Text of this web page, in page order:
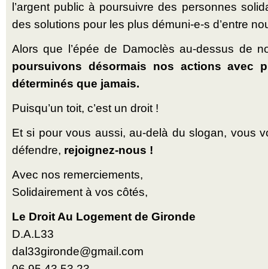
l’argent public à poursuivre des personnes
des solutions pour les plus démuni-e-s d’entre
Alors que l’épée de Damoclès au-dessus de
poursuivons désormais nos actions avec
déterminés que jamais.
Puisqu’un toit, c’est un droit !
Et si pour vous aussi, au-delà du slogan, vous
défendre, rejoignez-nous !
Avec nos remerciements,
Solidairement à vos côtés,
Le Droit Au Logement de Gironde
D.A.L33
dal33gironde@gmail.com